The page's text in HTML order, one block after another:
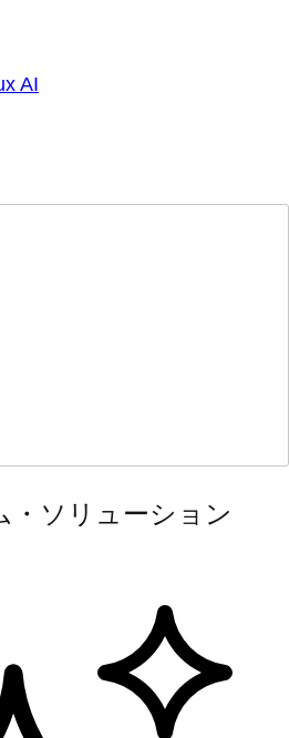
AI
・ソリューション